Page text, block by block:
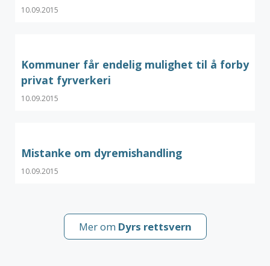
10.09.2015
Kommuner får endelig mulighet til å forby
privat fyrverkeri
10.09.2015
Mistanke om dyremishandling
10.09.2015
Mer om Dyrs rettsvern